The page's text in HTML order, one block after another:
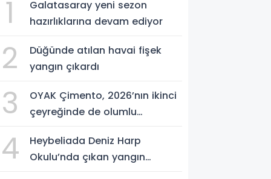
1
Galatasaray yeni sezon
hazırlıklarına devam ediyor
2
Düğünde atılan havai fişek
yangın çıkardı
3
OYAK Çimento, 2026’nın ikinci
çeyreğinde de olumlu
4
Heybeliada Deniz Harp
Okulu’nda çıkan yangın